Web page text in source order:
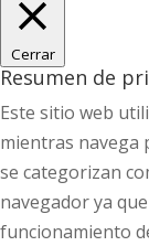
Cerrar
Resumen de
Este sitio web
mientras navega
se categorizan
navegador ya
funcionamiento